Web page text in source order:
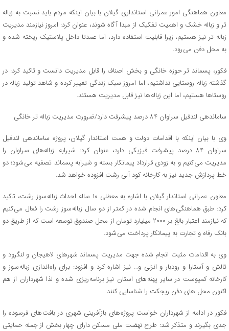
معاون هماهنگی امور عمرانی استانداری گیلان با بیان اینکه مردم باید نسبت به زباله
تر و زباله خشک و اهمیت تفکیک از مبدا آگاه شوند، عنوان کرد: امروز نیازمند مدیریت
زباله تر نیز هستیم، زیرا قابلیت استفاده دارد، اما عمدتا داخل پلاستیک ریخته شده و
به محل دفن می رود.
فکور، پسماند تر حوزه خانگی و بخش اصناف را قابل مدیریت دانست و تاکید کرد: در
گذشته زباله روستایی نداشتیم، اما امروز سبک زندگی تغییر کرده و شاهد تولید زباله در
روستاها هستیم، اما این زباله ها نیز قابل مدیریت هستند.
ساماندهی لندفیل سراوان ۸۴ درصد پیشرفت دارد/ضرورت مدیریت زباله تر خانگی
وی با بیان اینکه با اقدامات دولت و همت استاندار گیلان، پروژه ساماندهی لندفیل
سراوان ۸۴ درصد پیشرفت فیزیکی دارد، عنوان کرد: شیرابه زباله‌های سراوان را
مدیریت می کنیم و به زودی قرارداد پیمانکار بسته و شیرابه پسماند تصفیه می شود؛ دو
خط پردازش جدید نیز به کارخانه کود آلی رشت افزوده خواهد شد.
معاون عمرانی استاندار گیلان با اشاره به معطلی ۱۰ ساله احداث زباله سوز رشت، تاکید
کرد: طبق هماهنگی های انجام شده در کمتر از دو سال زباله سوز رشت را فعال می کنیم
که نیازمند اعتبار بالغ بر ۲۰۰۰ میلیارد تومان از محل صندوق توسعه است که از طریق دو
بانک رفاه و تجارت به پیمانکار پرداخت می شود.
وی به اقدامات مثبت انجام شده جهت مدیریت پسماند شهرهای لاهیجان و لنگرود و
تالش و آستارا و رودبار و انزلی و… نیز اشاره کرد و افزود: برای راه اندازی زباله سوز و
کارخانه کمپوست در سایر پهنه های استان نیز برنامه ریزی شده و لذا شهرداران از هم
اکنون محل های دفن ریجکت را شناسایی کنند.
فکور در ادامه از شهرداران خواست پروژه های بازآفرینی شهری در بافت های فرسوده را
جدی بگیرند و متذکر شد: طرح نهضت ملی مسکن دارای چهار بخش از جمله حمایتی